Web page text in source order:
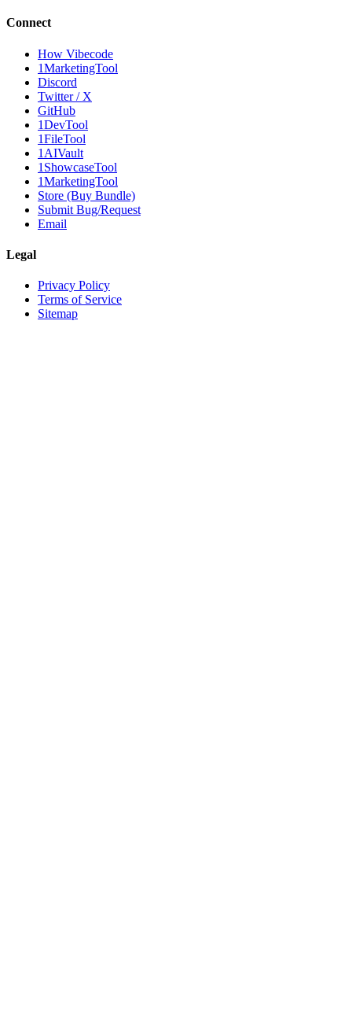
Connect
How Vibecode
1MarketingTool
Discord
Twitter / X
GitHub
1DevTool
1FileTool
1AIVault
1ShowcaseTool
1MarketingTool
Store (Buy Bundle)
Submit Bug/Request
Email
Legal
Privacy Policy
Terms of Service
Sitemap